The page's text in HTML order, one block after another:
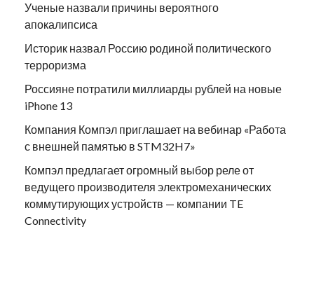
Ученые назвали причины вероятного
апокалипсиса
Историк назвал Россию родиной политического
терроризма
Россияне потратили миллиарды рублей на новые
iPhone 13
Компания Компэл приглашает на вебинар «Работа
с внешней памятью в STM32H7»
Компэл предлагает огромный выбор реле от
ведущего производителя электромеханических
коммутирующих устройств — компании TE
Connectivity